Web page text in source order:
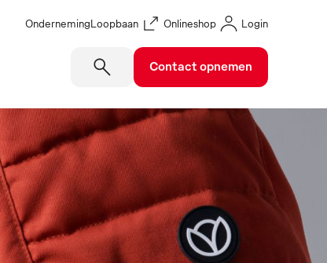
OndernemingLoopbaan Onlineshop Login
Contact opnemen